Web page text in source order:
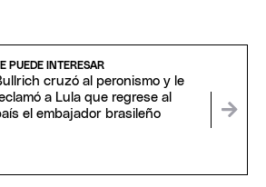
PUEDE INTERESAR
cruzó al peronismo y le
a Lula que regrese al
el embajador brasileño